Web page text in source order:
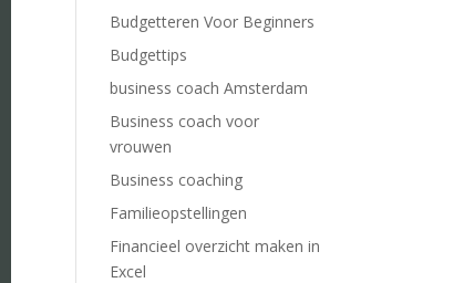
Budgetteren Voor Beginners
Budgettips
business coach Amsterdam
Business coach voor
vrouwen
Business coaching
Familieopstellingen
Financieel overzicht maken in
Excel